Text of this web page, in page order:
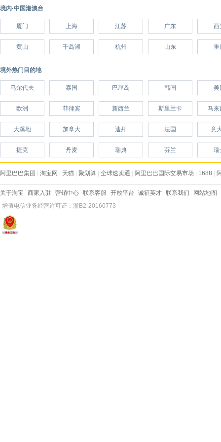
境内·中国港澳台
厦门 上海 江苏 广东 西
黄山 千岛湖 杭州 山东 重
境外热门目的地
马尔代夫 泰国 巴厘岛 韩国 美
欧洲 菲律宾 新西兰 斯里兰卡 马来
大溪地 加拿大 迪拜 法国 意
捷克 丹麦 瑞典 芬兰 瑞
阿里巴巴集团 淘宝网 天猫 聚划算 全球速卖通 阿里巴巴国际交易市场 1688
关于淘宝 商家入驻 营销中心 联系客服 开放平台 诚征英才 联系我们
网站地图
增值电信业务经营许可证：浙B2-20160773